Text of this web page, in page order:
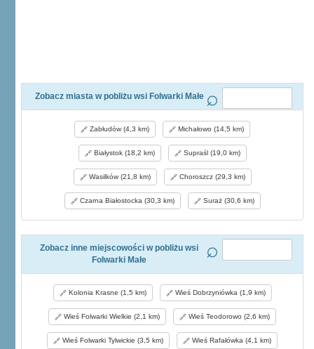
Zobacz miasta w pobliżu wsi Folwarki Małe
Zabłudów (4,3 km) Michałowo (14,5 km)
Białystok (18,2 km) Supraśl (19,0 km)
Wasilków (21,8 km) Choroszcz (29,3 km)
Czarna Białostocka (30,3 km) Suraż (30,6 km)
Zobacz inne miejscowości w pobliżu wsi
Folwarki Małe
Kolonia Krasne (1,5 km) Wieś Dobrzyniówka (1,9 km)
Wieś Folwarki Wielkie (2,1 km) Wieś Teodorowo (2,6 km)
Wieś Folwarki Tylwickie (3,5 km) Wieś Rafałówka (4,1 km)